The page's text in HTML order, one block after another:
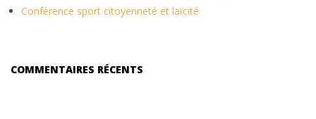
Conférence sport citoyenneté et laïcité
COMMENTAIRES RÉCENTS